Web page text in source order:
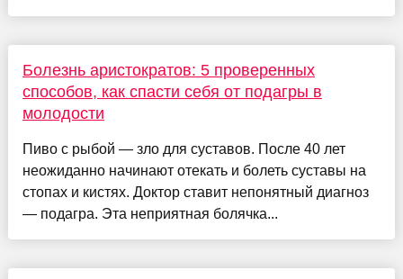
Болезнь аристократов: 5 проверенных
способов, как спасти себя от подагры в
молодости
Пиво с рыбой — зло для суставов. После 40 лет
неожиданно начинают отекать и болеть суставы на
стопах и кистях. Доктор ставит непонятный диагноз
— подагра. Эта неприятная болячка...